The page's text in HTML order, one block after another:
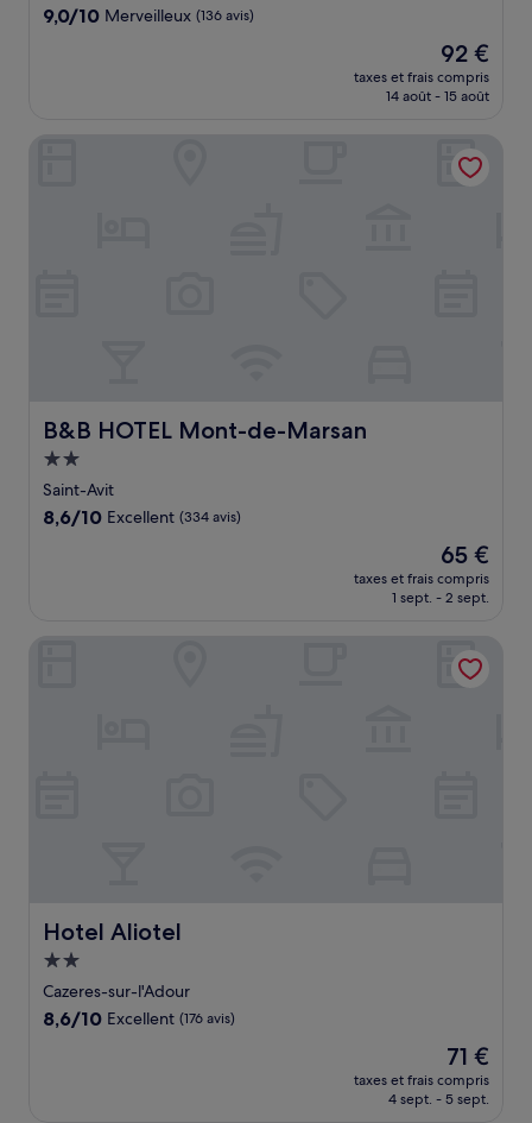
9.0
9,0/10 Merveilleux (136 avis)
Le
nouveau
prix
de
92 €
92 €
taxes et frais compris
14 août - 15 août
B&B HOTEL Mont-de-Marsan
B&B HOTEL Mont-de-Marsan
Hébergement
2.0 étoiles
Saint-Avit
8.6
8,6/10 Excellent (334 avis)
Le
nouveau
prix
de
65 €
65 €
taxes et frais compris
1 sept. - 2 sept.
Hotel Aliotel
Hotel Aliotel
Hébergement
2.0 étoiles
Cazeres-sur-l'Adour
8.6
8,6/10 Excellent (176 avis)
Le
nouveau
prix
71 €
taxes et frais compris
4 sept. - 5 sept.